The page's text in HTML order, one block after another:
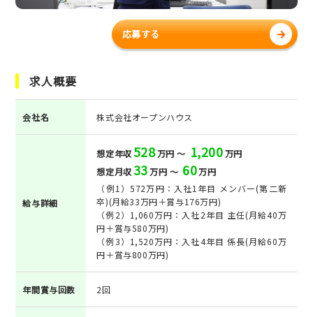
応募する
求人概要
会社名 株式会社オープンハウス
給与詳細
想定年収528万円 ～ 1,200万円
想定月収33万円 ～ 60万円
（例1）572万円：入社1年目 メンバー(第二新
卒)(月給33万円＋賞与176万円)
（例2）1,060万円：入社2年目 主任(月給40万
円＋賞与580万円)
（例3）1,520万円：入社4年目 係長(月給60万
円＋賞与800万円)
年間賞与回数 2回